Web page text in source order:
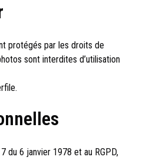
protégés par les droits de
sont interdites d’utilisation
du 6 janvier 1978 et au RGPD,